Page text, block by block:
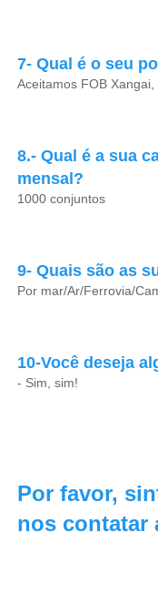
7- Qual é o seu
Aceitamos FOB Xangai,
8.- Qual é a sua
mensal?
1000 conjuntos
9- Quais são as
Por mar/Ar/Ferrovia/
10-Você deseja
- Sim, sim!
Por favor,
nos contatar